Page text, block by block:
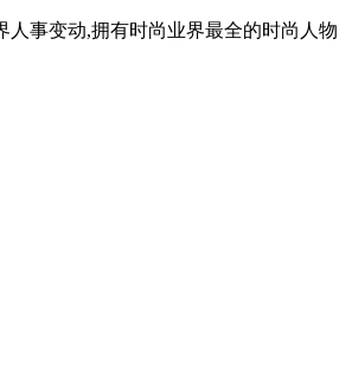
事变动,拥有时尚业界最全的时尚人物